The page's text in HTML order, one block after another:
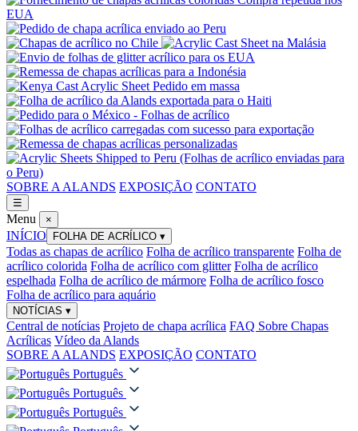
SOBRE A ALANDS EXPOSIÇÃO CONTATO
☰
Menu ×
INÍCIO FOLHA DE ACRÍLICO ▾
Todas as chapas de acrílico Folha de acrílico transparente Folha de
acrílico colorida Folha de acrílico com glitter Folha de acrílico
espelhada Folha de acrílico de mármore Folha de acrílico fosco
Folha de acrílico para aquário
NOTÍCIAS ▾
Central de notícias Projeto de chapa acrílica FAQ Sobre Chapas
Acrílicas Vídeo da Alands
SOBRE A ALANDS EXPOSIÇÃO CONTATO
Português
Português
Português